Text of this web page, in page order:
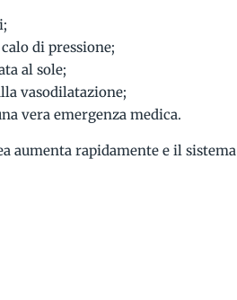
di pressione;
al sole;
vasodilatazione;
vera emergenza medica.
aumenta rapidamente e il